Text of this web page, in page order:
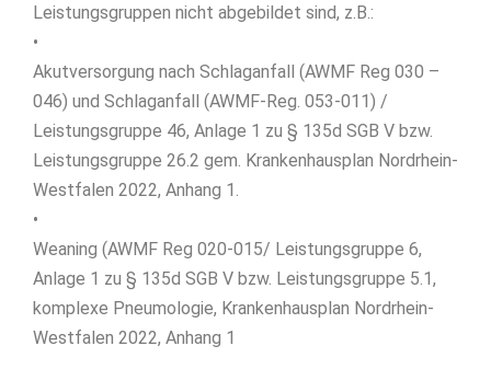
Leistungsgruppen nicht abgebildet sind, z.B.:
•
Akutversorgung nach Schlaganfall (AWMF Reg 030 –
046) und Schlaganfall (AWMF-Reg. 053-011) /
Leistungsgruppe 46, Anlage 1 zu § 135d SGB V bzw.
Leistungsgruppe 26.2 gem. Krankenhausplan Nordrhein-
Westfalen 2022, Anhang 1.
•
Weaning (AWMF Reg 020-015/ Leistungsgruppe 6,
Anlage 1 zu § 135d SGB V bzw. Leistungsgruppe 5.1,
komplexe Pneumologie, Krankenhausplan Nordrhein-
Westfalen 2022, Anhang 1